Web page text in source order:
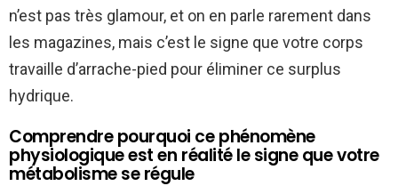
n’est pas très glamour, et on en parle rarement dans
les magazines, mais c’est le signe que votre corps
travaille d’arrache-pied pour éliminer ce surplus
hydrique.
Comprendre pourquoi ce phénomène
physiologique est en réalité le signe que votre
métabolisme se régule